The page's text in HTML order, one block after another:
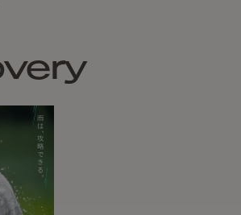
ティングをしており日傘としても使用で